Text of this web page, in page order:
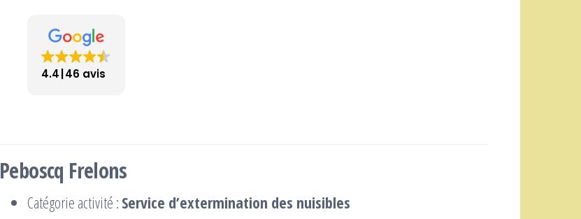
4.4 46 avis
Peboscq Frelons
Catégorie activité : Service d’extermination des nuisibles